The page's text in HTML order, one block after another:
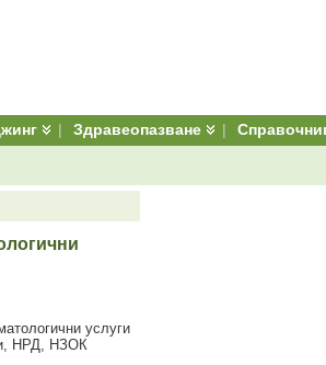
| Здравеопазване |